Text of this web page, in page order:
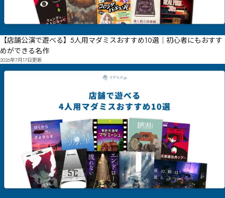
【店舗公演で遊べる】5人用マダミスおすすめ10選｜初心者にもおすす
めができる名作
2026年7月17日更新